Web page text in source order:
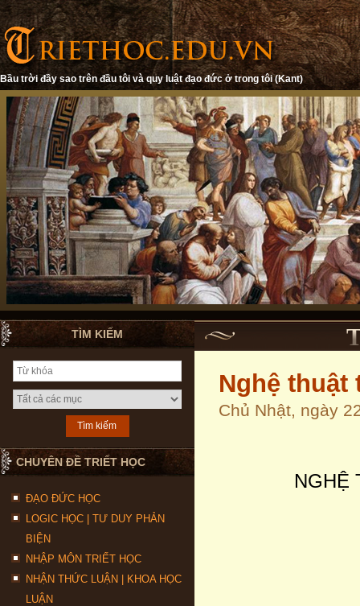
Bầu trời đầy sao trên đầu tôi và quy luật đạo đức ở trong tôi (Kant)
TÌM KIẾM
CHUYÊN ĐỀ TRIẾT HỌC
ĐẠO ĐỨC HỌC
LOGIC HỌC | TƯ DUY PHẢN
BIỆN
NHẬP MÔN TRIẾT HỌC
NHẬN THỨC LUẬN | KHOA HỌC
LUẬN
Nghệ
Chủ Nhật, ngày
NGHỆ